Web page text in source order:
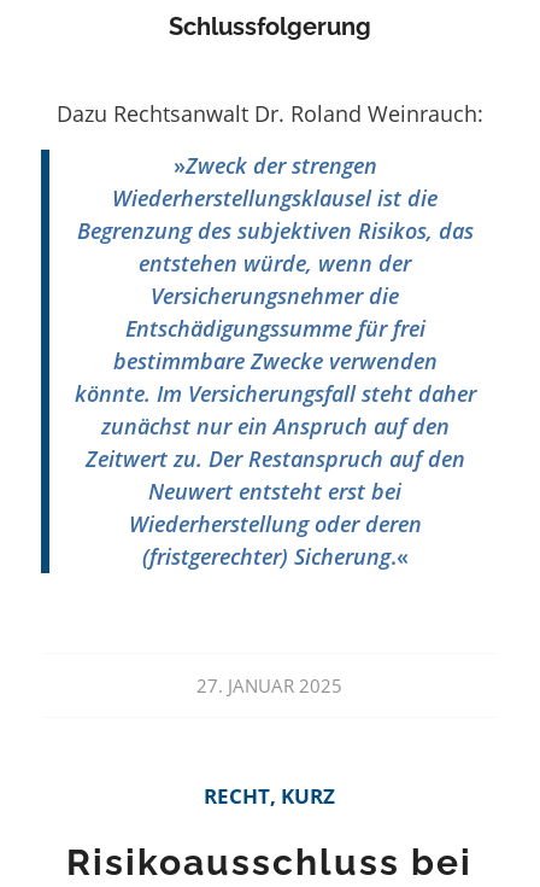
Schlussfolgerung
Dazu Rechtsanwalt Dr. Roland Weinrauch:
»Zweck der strengen
Wiederherstellungsklausel ist die
Begrenzung des subjektiven Risikos, das
entstehen würde, wenn der
Versicherungsnehmer die
Entschädigungssumme für frei
bestimmbare Zwecke verwenden
könnte. Im Versicherungsfall steht daher
zunächst nur ein Anspruch auf den
Zeitwert zu. Der Restanspruch auf den
Neuwert entsteht erst bei
Wiederherstellung oder deren
(fristgerechter) Sicherung.«
27. JANUAR 2025
RECHT, KURZ
Risikoausschluss bei